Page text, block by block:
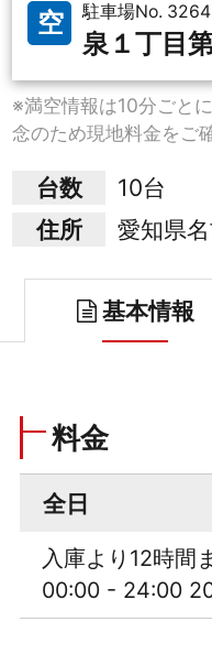
空 駐車場No. 3264
泉１丁目
※満空情報は10分ごと
念のため現地料金をご
台数
10台
住所
愛知県
基本情報
料金
全日
入庫より12時間
00:00 - 24:00